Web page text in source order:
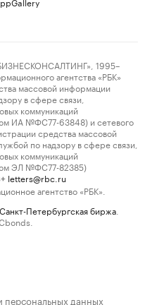
1995–
агентства «РБК»
массовой информации
в сфере связи,
коммуникаций
ИА №ФС77-63848) и сетевого
средства массовой
по надзору в сфере связи,
коммуникаций
ЭЛ №ФС77-82385)
letters@rbc.ru
агентство «РБК».
Санкт-Петербургская биржа
персональных данных